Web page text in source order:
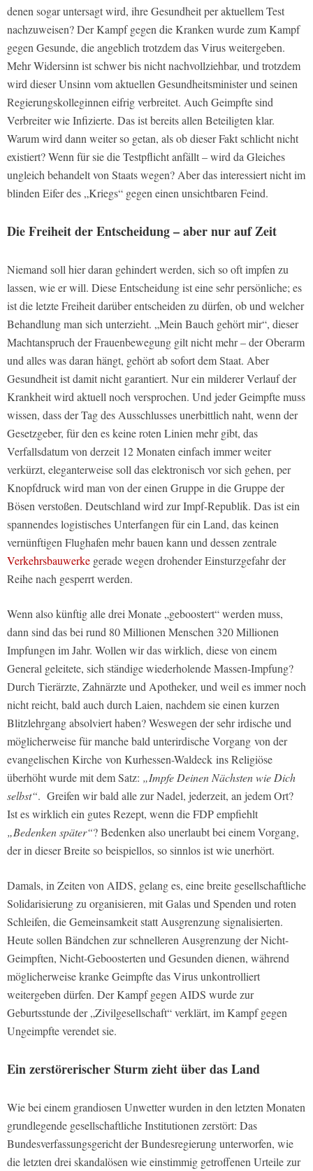
denen sogar untersagt wird, ihre Gesundheit per aktuellem Test
nachzuweisen? Der Kampf gegen die Kranken wurde zum Kampf
gegen Gesunde, die angeblich trotzdem das Virus weitergeben.
Mehr Widersinn ist schwer bis nicht nachvollziehbar, und trotzdem
wird dieser Unsinn vom aktuellen Gesundheitsminister und seinen
Regierungskolleginnen eifrig verbreitet. Auch Geimpfte sind
Verbreiter wie Infizierte. Das ist bereits allen Beteiligten klar.
Warum wird dann weiter so getan, als ob dieser Fakt schlicht nicht
existiert? Wenn für sie die Testpflicht anfällt – wird da Gleiches
ungleich behandelt von Staats wegen? Aber das interessiert nicht im
blinden Eifer des „Kriegs“ gegen einen unsichtbaren Feind.
Die Freiheit der Entscheidung – aber nur auf Zeit
Niemand soll hier daran gehindert werden, sich so oft impfen zu
lassen, wie er will. Diese Entscheidung ist eine sehr persönliche; es
ist die letzte Freiheit darüber entscheiden zu dürfen, ob und welcher
Behandlung man sich unterzieht. „Mein Bauch gehört mir“, dieser
Machtanspruch der Frauenbewegung gilt nicht mehr – der Oberarm
und alles was daran hängt, gehört ab sofort dem Staat. Aber
Gesundheit ist damit nicht garantiert. Nur ein milderer Verlauf der
Krankheit wird aktuell noch versprochen. Und jeder Geimpfte muss
wissen, dass der Tag des Ausschlusses unerbittlich naht, wenn der
Gesetzgeber, für den es keine roten Linien mehr gibt, das
Verfallsdatum von derzeit 12 Monaten einfach immer weiter
verkürzt, eleganterweise soll das elektronisch vor sich gehen, per
Knopfdruck wird man von der einen Gruppe in die Gruppe der
Bösen verstoßen. Deutschland wird zur Impf-Republik. Das ist ein
spannendes logistisches Unterfangen für ein Land, das keinen
vernünftigen Flughafen mehr bauen kann und dessen zentrale
Verkehrsbauwerke gerade wegen drohender Einsturzgefahr der
Reihe nach gesperrt werden.
Wenn also künftig alle drei Monate „geboostert“ werden muss,
dann sind das bei rund 80 Millionen Menschen 320 Millionen
Impfungen im Jahr. Wollen wir das wirklich, diese von einem
General geleitete, sich ständige wiederholende Massen-Impfung?
Durch Tierärzte, Zahnärzte und Apotheker, und weil es immer noch
nicht reicht, bald auch durch Laien, nachdem sie einen kurzen
Blitzlehrgang absolviert haben? Weswegen der sehr irdische und
möglicherweise für manche bald unterirdische Vorgang von der
evangelischen Kirche von Kurhessen-Waldeck ins Religiöse
überhöht wurde mit dem Satz: „Impfe Deinen Nächsten wie Dich
selbst“. Greifen wir bald alle zur Nadel, jederzeit, an jedem Ort?
Ist es wirklich ein gutes Rezept, wenn die FDP empfiehlt
„Bedenken später“? Bedenken also unerlaubt bei einem Vorgang,
der in dieser Breite so beispiellos, so sinnlos ist wie unerhört.
Damals, in Zeiten von AIDS, gelang es, eine breite gesellschaftliche
Solidarisierung zu organisieren, mit Galas und Spenden und roten
Schleifen, die Gemeinsamkeit statt Ausgrenzung signalisierten.
Heute sollen Bändchen zur schnelleren Ausgrenzung der Nicht-
Geimpften, Nicht-Geboosterten und Gesunden dienen, während
möglicherweise kranke Geimpfte das Virus unkontrolliert
weitergeben dürfen. Der Kampf gegen AIDS wurde zur
Geburtsstunde der „Zivilgesellschaft“ verklärt, im Kampf gegen
Ungeimpfte verendet sie.
Ein zerstörerischer Sturm zieht über das Land
Wie bei einem grandiosen Unwetter wurden in den letzten Monaten
grundlegende gesellschaftliche Institutionen zerstört: Das
Bundesverfassungsgericht der Bundesregierung unterworfen, wie
die letzten drei skandalösen wie einstimmig getroffenen Urteile zur